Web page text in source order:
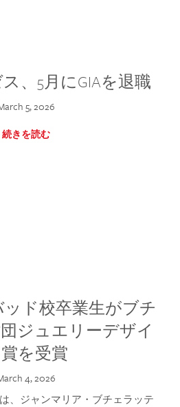
、5月にGIAを退職
5, 2026
続きを読む
ッド校卒業生がブチ
ジュエリーデザイ
を受賞
4, 2026
、ジャンマリア・ブチェラッテ